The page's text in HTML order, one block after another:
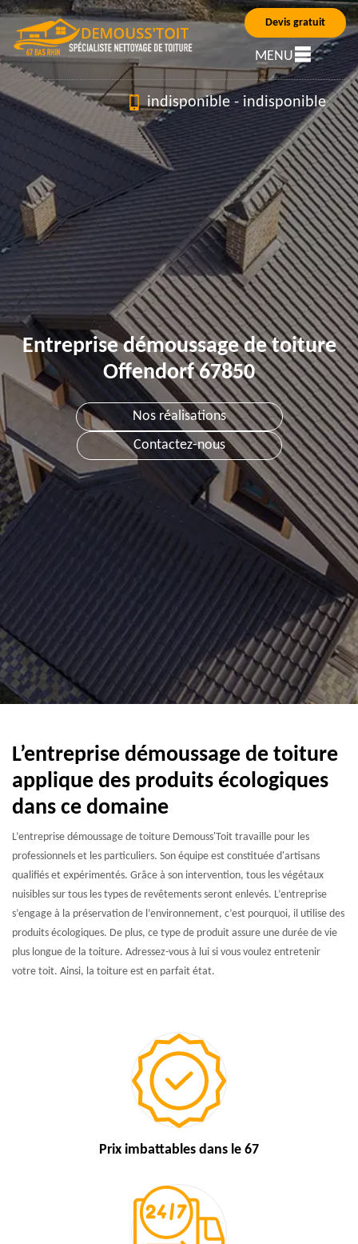
Devis gratuit
MENU
indisponible -indisponible
Entreprise démoussage de toiture
Offendorf 67850
Nos réalisations
Contactez-nous
L’entreprise démoussage de toiture
applique des produits écologiques
dans ce domaine
L’entreprise démoussage de toiture Demouss'Toit travaille pour les
professionnels et les particuliers. Son équipe est constituée d'artisans
qualifiés et expérimentés. Grâce à son intervention, tous les végétaux
nuisibles sur tous les types de revêtements seront enlevés. L’entreprise
s’engage à la préservation de l’environnement, c’est pourquoi, il utilise des
produits écologiques. De plus, ce type de produit assure une durée de vie
plus longue de la toiture. Adressez-vous à lui si vous voulez entretenir
votre toit. Ainsi, la toiture est en parfait état.
Prix imbattables dans le 67